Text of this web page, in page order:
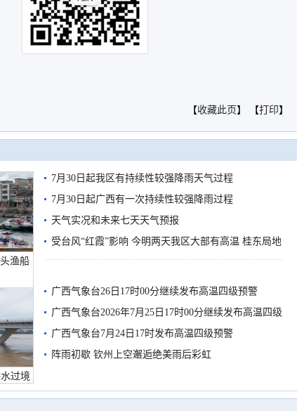
【收藏此页 】 【打印】
渔船
过境
7月30日起我区有持续性较强降雨天气过程
7月30日起广西有一次持续性较强降雨过程
天气实况和未来七天天气预报
受台风“红霞”影响 今明两天我区大部有高温 桂东局地
有较强降雨
广西气象台26日17时00分继续发布高温四级预警
广西气象台2026年7月25日17时00分继续发布高温四级
预警
广西气象台7月24日17时发布高温四级预警
阵雨初歇 钦州上空邂逅绝美雨后彩虹